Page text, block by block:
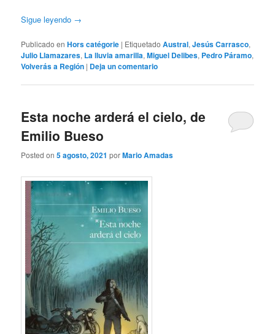
Sigue leyendo →
Publicado en Hors catégorie | Etiquetado Austral,Jesús Carrasco,
Julio Llamazares, La lluvia amarilla,Miguel Delibes, Pedro Páramo,
Volverás a Región | Deja un comentario
Esta noche arderá el cielo, de
Emilio Bueso
Posted on5 agosto, 2021 porMario Amadas